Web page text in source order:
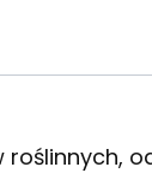
roślinnych,